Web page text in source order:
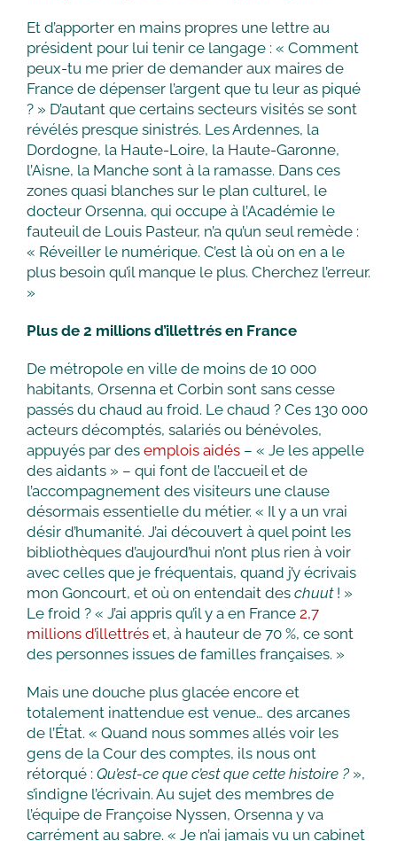
Et d’apporter en mains propres une lettre au
président pour lui tenir ce langage : « Comment
peux-tu me prier de demander aux maires de
France de dépenser l’argent que tu leur as piqué
? » D’autant que certains secteurs visités se sont
révélés presque sinistrés. Les Ardennes, la
Dordogne, la Haute-Loire, la Haute-Garonne,
l’Aisne, la Manche sont à la ramasse. Dans ces
zones quasi blanches sur le plan culturel, le
docteur Orsenna, qui occupe à l’Académie le
fauteuil de Louis Pasteur, n’a qu’un seul remède :
« Réveiller le numérique. C’est là où on en a le
plus besoin qu’il manque le plus. Cherchez l’erreur.
»
Plus de 2 millions d’illettrés en France
De métropole en ville de moins de 10 000
habitants, Orsenna et Corbin sont sans cesse
passés du chaud au froid. Le chaud ? Ces 130 000
acteurs décomptés, salariés ou bénévoles,
appuyés par des emplois aidés – « Je les appelle
des aidants » – qui font de l’accueil et de
l’accompagnement des visiteurs une clause
désormais essentielle du métier. « Il y a un vrai
désir d’humanité. J’ai découvert à quel point les
bibliothèques d’aujourd’hui n’ont plus rien à voir
avec celles que je fréquentais, quand j’y écrivais
mon Goncourt, et où on entendait des chuut! »
Le froid ? « J’ai appris qu’il y a en France 2,7
millions d’illettrés et, à hauteur de 70 %, ce sont
des personnes issues de familles françaises. »
Mais une douche plus glacée encore et
totalement inattendue est venue… des arcanes
de l’État. « Quand nous sommes allés voir les
gens de la Cour des comptes, ils nous ont
rétorqué : Qu’est-ce que c’est que cette histoire ? »,
s’indigne l’écrivain. Au sujet des membres de
l’équipe de Françoise Nyssen, Orsenna y va
carrément au sabre. « Je n’ai jamais vu un cabinet